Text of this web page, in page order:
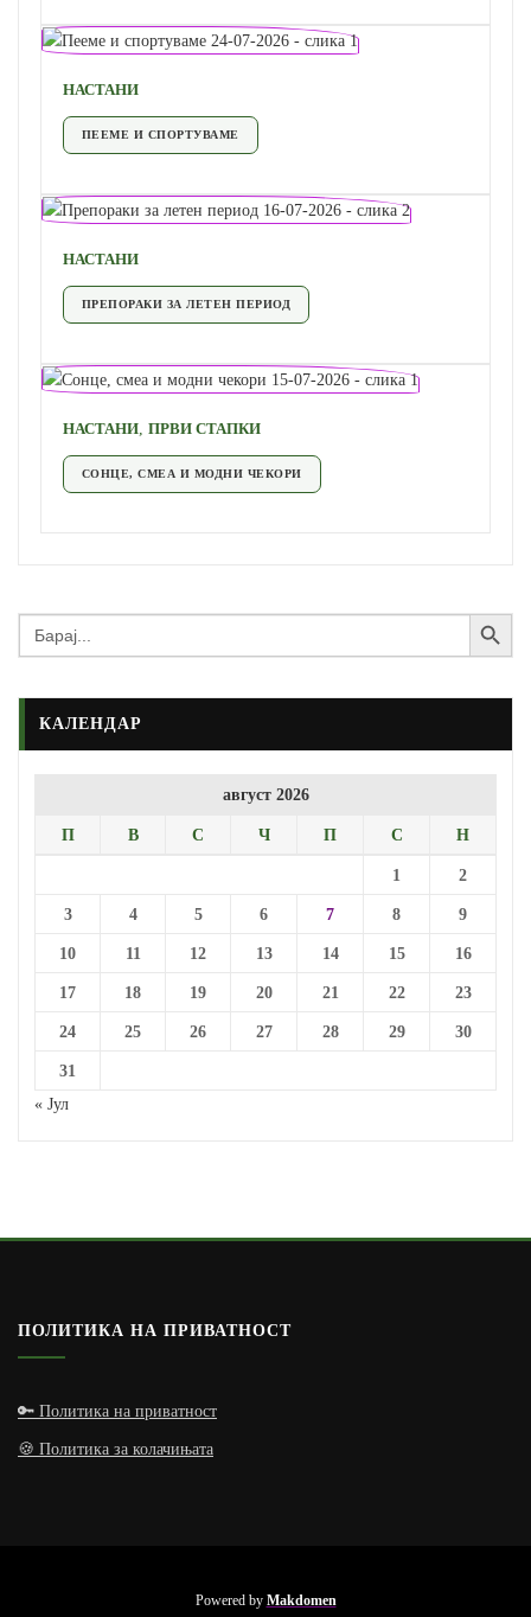
НАСТАНИ
ПЕЕМЕ И СПОРТУВАМЕ
НАСТАНИ
ПРЕПОРАКИ ЗА ЛЕТЕН ПЕРИОД
НАСТАНИ, ПРВИ СТАПКИ
СОНЦЕ, СМЕА И МОДНИ ЧЕКОРИ
Search
for:
Search Button
КАЛЕНДАР
август 2026
П В С Ч П С Н
1 2
3 4 5 6 7 8 9
10 11 12 13 14 15 16
17 18 19 20 21 22 23
24 25 26 27 28 29 30
31
« Јул
ПОЛИТИКА НА ПРИВАТНОСТ
🔑 Политика на приватност
🍪 Политика за колачињата
Powered by Makdomen